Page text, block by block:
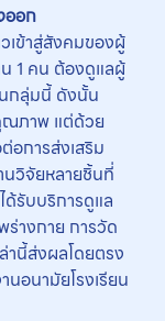
ออก
เข้าสู่สังคมของผู้
1 คน ต้องดูแลผู้
กลุ่มนี้ ดังนั้น
ณภาพ แต่ด้วย
อการส่งเสริม
นวิจัยหลายชิ้นที่
ด้รับบริการดูแล
างกาย การวัด
านี้ส่งผลโดยตรง
นอนามัยโรงเรียน